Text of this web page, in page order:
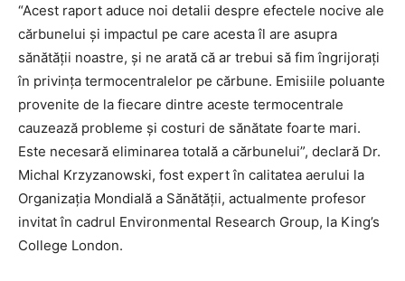
“Acest raport aduce noi detalii despre efectele nocive ale
cărbunelui și impactul pe care acesta îl are asupra
sănătății noastre, și ne arată că ar trebui să fim îngrijorați
în privința termocentralelor pe cărbune. Emisiile poluante
provenite de la fiecare dintre aceste termocentrale
cauzează probleme și costuri de sănătate foarte mari.
Este necesară eliminarea totală a cărbunelui”, declară Dr.
Michal Krzyzanowski, fost expert în calitatea aerului la
Organizația Mondială a Sănătății, actualmente profesor
invitat în cadrul Environmental Research Group, la King’s
College London.